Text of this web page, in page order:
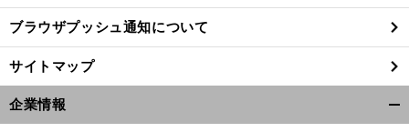
ブラウザプッシュ通知について
サイトマップ
企業情報